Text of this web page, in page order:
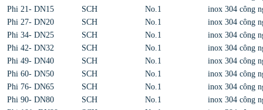
Phi 21- DN15
SCH No.1
inox 304 công
Phi 27- DN20
SCH No.1
inox 304 công
Phi 34- DN25
SCH No.1
inox 304 công
Phi 42- DN32
SCH No.1
inox 304 công
Phi 49- DN40
SCH No.1
inox 304 công
Phi 60- DN50
SCH No.1
inox 304 công
Phi 76- DN65
SCH No.1
inox 304 công
Phi 90- DN80
SCH No.1
inox 304 công